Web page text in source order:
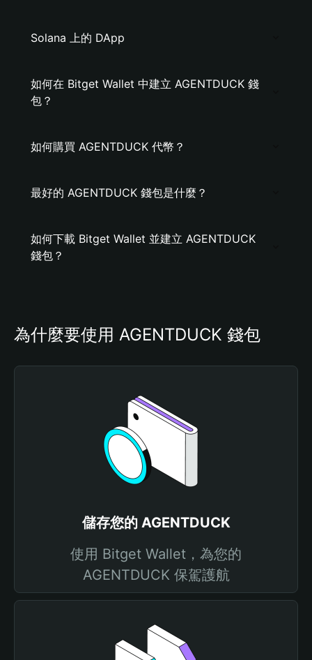
Solana 上的 DApp
如何在 Bitget Wallet 中建立 AGENTDUCK 錢
包？
如何購買 AGENTDUCK 代幣？
最好的 AGENTDUCK 錢包是什麼？
如何下載 Bitget Wallet 並建立 AGENTDUCK
錢包？
為什麼要使用 AGENTDUCK 錢包
儲存您的 AGENTDUCK
使用 Bitget Wallet，為您的
AGENTDUCK 保駕護航